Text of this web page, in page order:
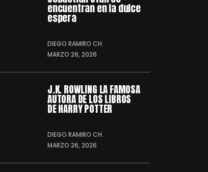
encuentran en la dulce
espera
DIEGO RAMIRO CH.
MARZO 26, 2026
J.K. ROWLING LA FAMOSA
AUTORA DE LOS LIBROS
DE HARRY POTTER
DIEGO RAMIRO CH.
MARZO 26, 2026